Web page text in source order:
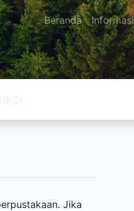
Beranda Informasi
Jika